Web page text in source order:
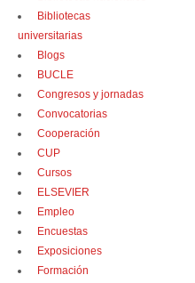
Bibliotecas
universitarias
Blogs
BUCLE
Congresos y jornadas
Convocatorias
Cooperación
CUP
Cursos
ELSEVIER
Empleo
Encuestas
Exposiciones
Formación